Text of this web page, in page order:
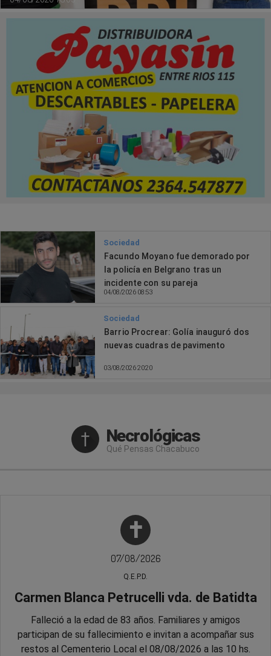
Sociedad
Facundo Moyano fue demorado por
la policía en Belgrano tras un
incidente con su pareja
04/08/2026 08:53
Sociedad
Barrio Procrear: Golía inauguró dos
nuevas cuadras de pavimento
03/08/2026 20:20
Necrológicas
Qué Pensas Chacabuco
✝
07/08/2026
Q.E.P.D.
Carmen Blanca Petrucelli vda. de Batidta
Falleció a la edad de 83 años. Familiares y amigos
participan de su fallecimiento e invitan a acompañar sus
restos al Cementerio Local el 08/08/2026 a las 10 hs.